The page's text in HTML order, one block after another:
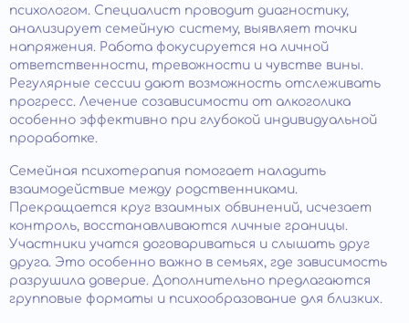
психологом. Специалист проводит диагностику,
анализирует семейную систему, выявляет точки
напряжения. Работа фокусируется на личной
ответственности, тревожности и чувстве вины.
Регулярные сессии дают возможность отслеживать
прогресс. Лечение созависимости от алкоголика
особенно эффективно при глубокой индивидуальной
проработке.
Семейная психотерапия помогает наладить
взаимодействие между родственниками.
Прекращается круг взаимных обвинений, исчезает
контроль, восстанавливаются личные границы.
Участники учатся договариваться и слышать друг
друга. Это особенно важно в семьях, где зависимость
разрушила доверие. Дополнительно предлагаются
групповые форматы и психообразование для близких.